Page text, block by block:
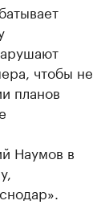
чтобы не
планов
Наумов в